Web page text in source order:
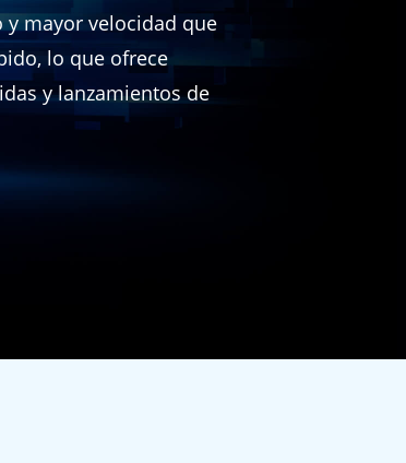
y mayor velocidad que
lo que ofrece
y lanzamientos de